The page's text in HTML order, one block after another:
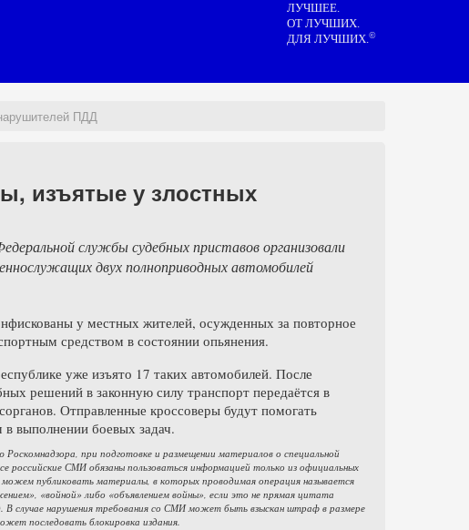
ЛУЧШЕЕ.
ОТ ЛУЧШИХ.
ДЛЯ ЛУЧШИХ.©
ПДД
изъятые у злостных
службы судебных приставов организовали
двух полноприводных автомобилей
у местных жителей, осужденных за повторное
средством в состоянии опьянения.
уже изъято 17 таких автомобилей. После
решений в законную силу транспорт передаётся в
Отправленные кроссоверы будут помогать
выполнении боевых задач.
Роскомнадзора, при подготовке и размещении материалов о специальной
российские СМИ обязаны пользоваться информацией только из официальных
публиковать материалы, в которых проводимая операция называется
«войной» либо «объявлением войны», если это не прямая цитата
случае нарушения требования со СМИ может быть взыскан штраф в размере
последовать блокировка издания.